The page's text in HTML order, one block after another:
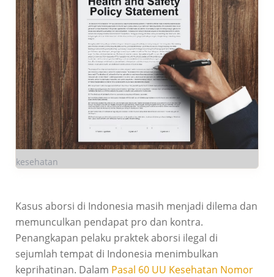
kesehatan
Kasus aborsi di Indonesia masih menjadi dilema dan
memunculkan pendapat pro dan kontra.
Penangkapan pelaku praktek aborsi ilegal di
sejumlah tempat di Indonesia menimbulkan
keprihatinan. Dalam Pasal 60 UU Kesehatan Nomor